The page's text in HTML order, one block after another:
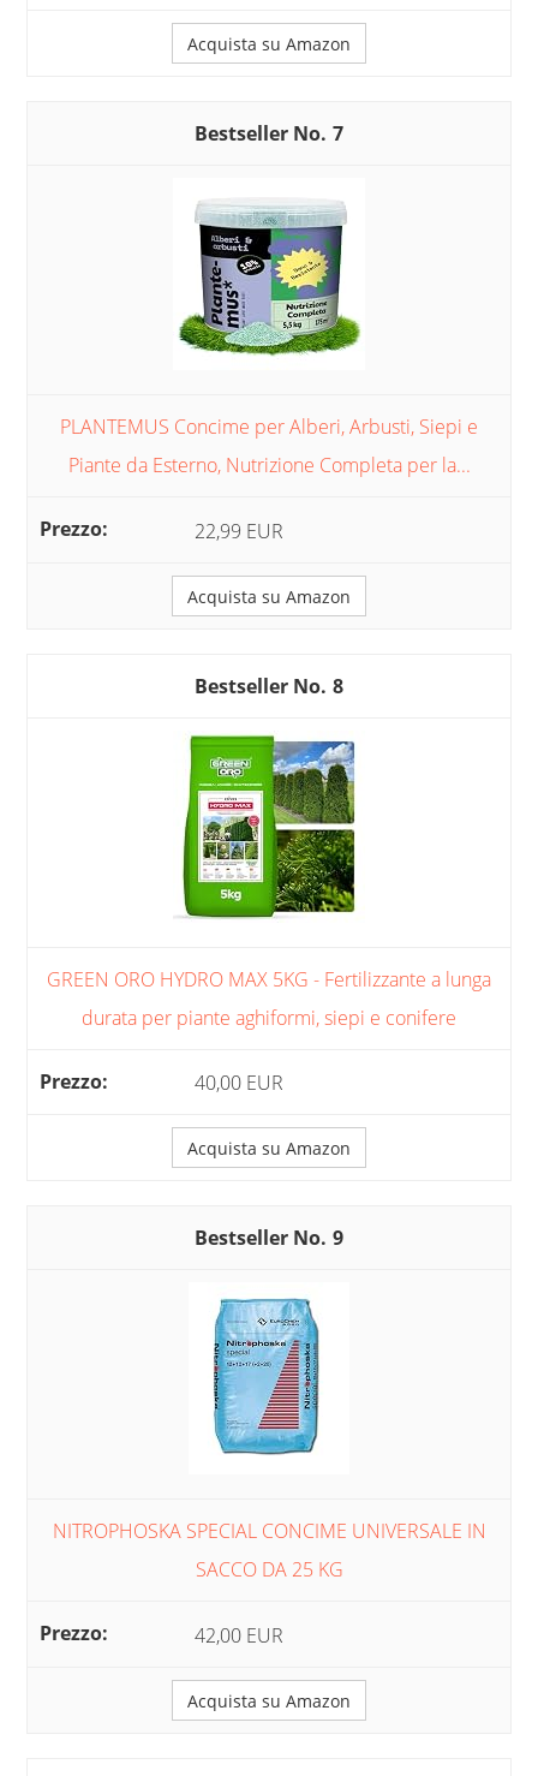
Acquista su Amazon
7
PLANTEMUS Concime per Alberi, Arbusti, Siepi e
Piante da Esterno, Nutrizione Completa per la...
22,99 EUR
Acquista su Amazon
8
GREEN ORO HYDRO MAX 5KG - Fertilizzante a lunga
durata per piante aghiformi, siepi e conifere
40,00 EUR
Acquista su Amazon
9
NITROPHOSKA SPECIAL CONCIME UNIVERSALE IN
SACCO DA 25 KG
42,00 EUR
Acquista su Amazon